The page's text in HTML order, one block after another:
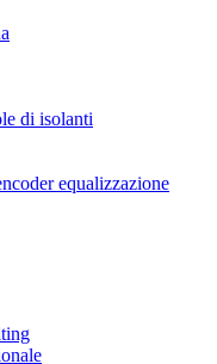
di isolanti
equalizzazione